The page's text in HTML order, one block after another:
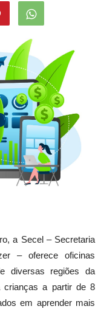
a Secel – Secretaria
– oferece oficinas
diversas regiões da
crianças a partir de 8
em aprender mais